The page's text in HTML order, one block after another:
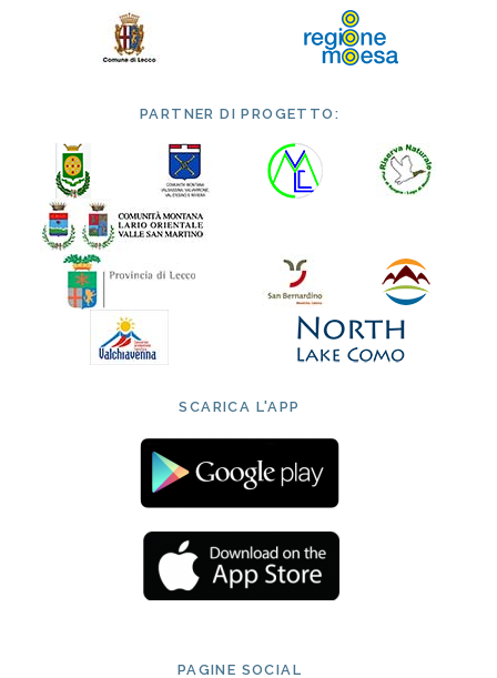
PARTNER DI PROGETTO:
SCARICA L'APP
PAGINE SOCIAL